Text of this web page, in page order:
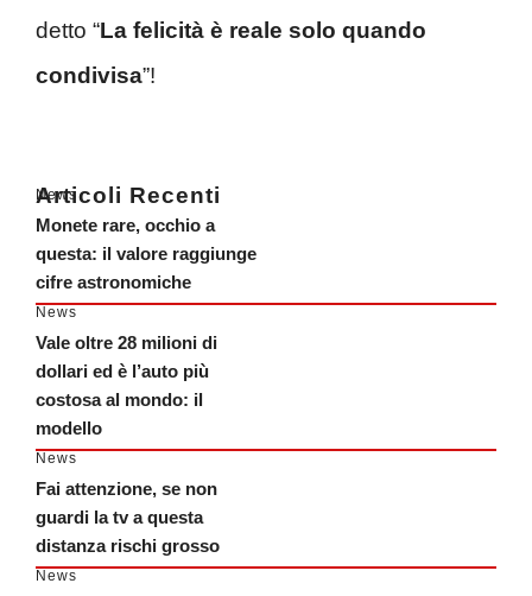
detto “La felicità è reale solo quando
condivisa”!
Articoli Recenti
News
Monete rare, occhio a
questa: il valore raggiunge
cifre astronomiche
News
Vale oltre 28 milioni di
dollari ed è l’auto più
costosa al mondo: il
modello
News
Fai attenzione, se non
guardi la tv a questa
distanza rischi grosso
News